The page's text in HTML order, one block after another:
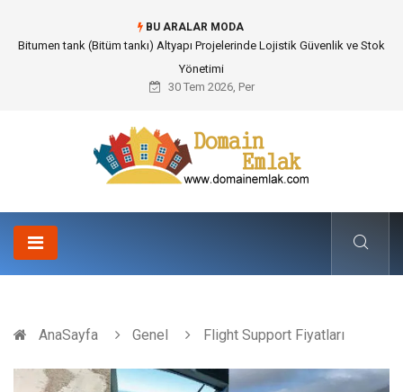
BU ARALAR MODA
Güvenilir Chip Satışı: Kesintisiz Poker Deneyimi İçin Profesyonel Destek
30 Tem 2026, Per
AnaSayfa Genel Flight Support Fiyatları